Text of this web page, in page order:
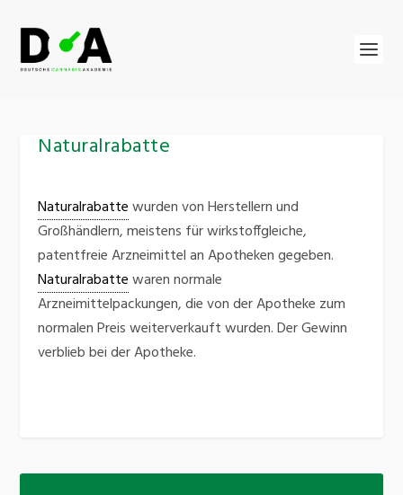
Naturalrabatte
Naturalrabattewurden von Herstellern und
Großhändlern, meistens für wirkstoffgleiche,
patentfreie Arzneimittel an Apotheken gegeben.
Naturalrabattewaren normale
Arzneimittelpackungen, die von der Apotheke zum
normalen Preis weiterverkauft wurden. Der Gewinn
verblieb bei der Apotheke.